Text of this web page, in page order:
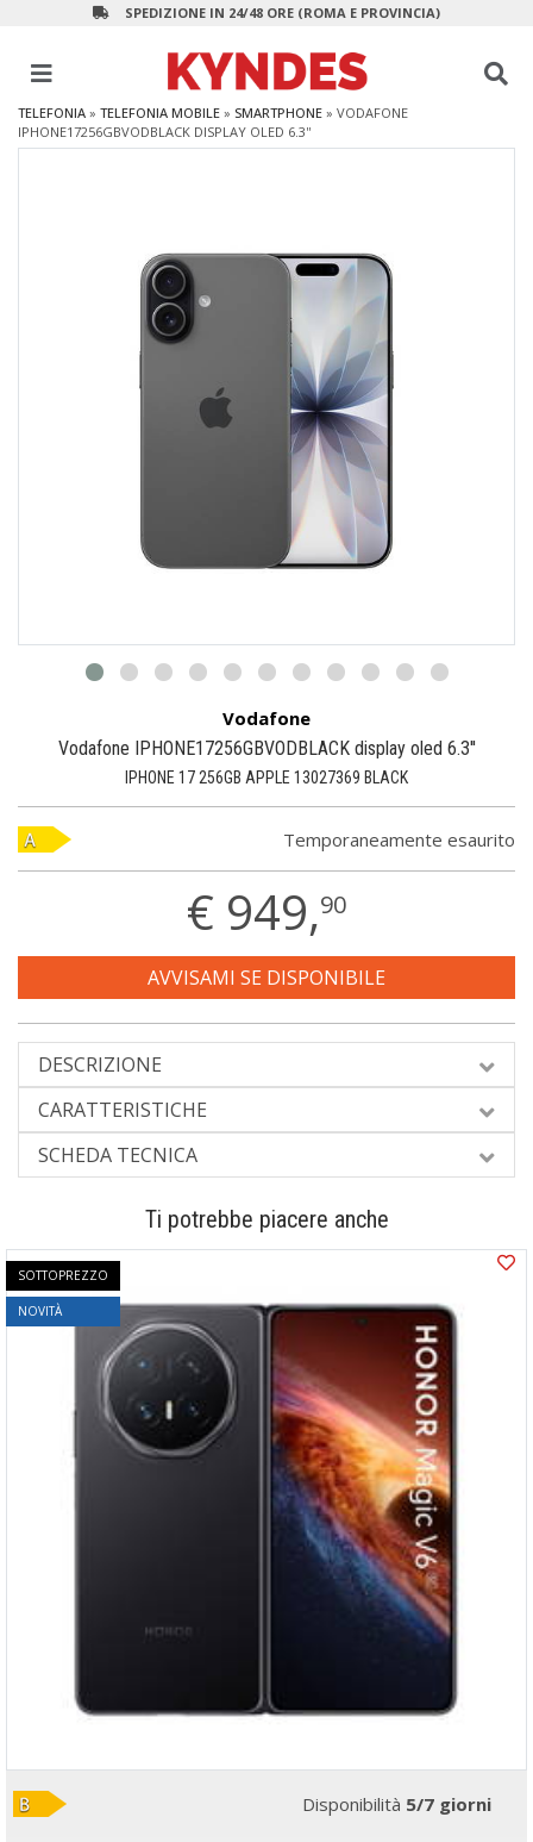
SPEDIZIONE IN 24/48 ORE (ROMA E PROVINCIA)
TELEFONIA » TELEFONIA MOBILE » SMARTPHONE » VODAFONE
IPHONE17256GBVODBLACK DISPLAY OLED 6.3''
Vodafone
Vodafone IPHONE17256GBVODBLACK display oled 6.3''
IPHONE 17 256GB APPLE 13027369 BLACK
Temporaneamente esaurito
€ 949,90
AVVISAMI SE DISPONIBILE
DESCRIZIONE
CARATTERISTICHE
SCHEDA TECNICA
Ti potrebbe piacere anche
SOTTOPREZZO
NOVITÀ
Disponibilità 5/7 giorni